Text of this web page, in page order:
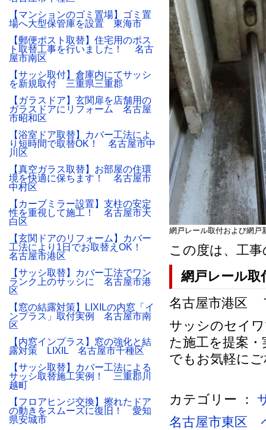
網戸レール取付および網
この度は、工
網戸レール取
名古屋市港区
サッシのセイ
た施工を提案
でもお気軽に
カテゴリー ：
名古屋市東区
【マンションのゴミ置場】ゴミ置
場へ大型保管庫を設置 東海市
【郵便ポスト取替】住宅用のポス
ト取替工事を行いました！ 名古
屋市南区
【サッシ取付】倉庫内にてサッシ
を新規取付 三重県三重郡
【ガラスドア】玄関扉を店舗用の
ガラスドアにリフォーム 名古屋
市昭和区
【浴室ドア取替】カバー工法によ
り短時間で取替OK！ 名古屋市中
川区
【真空ガラス取替】お部屋の住環
境を快適に保ちます！ 名古屋市
中村区
【カーブミラー設置】支柱の安定
性を重視して施工！ 名古屋市天
白区
【玄関ドアのリフォーム】カバー
工法により1日でお取替えOK！
名古屋市港区
【サッシ取替】カバー工法でワン
ランク上のサッシに 名古屋市港
区
【窓の結露対策】LIXILの内窓「イ
ンプラス」取付実例 名古屋市南
区
【内窓インプラス】窓の強化と結
露対策 LIXIL 名古屋市千種区
【サッシ取替】カバー工法による
サッシ取替施工実例！ 三重郡川
越町
【フロアヒンジ交換】擦れたドア
の動きをスムーズに復旧！ 愛知
県安城市